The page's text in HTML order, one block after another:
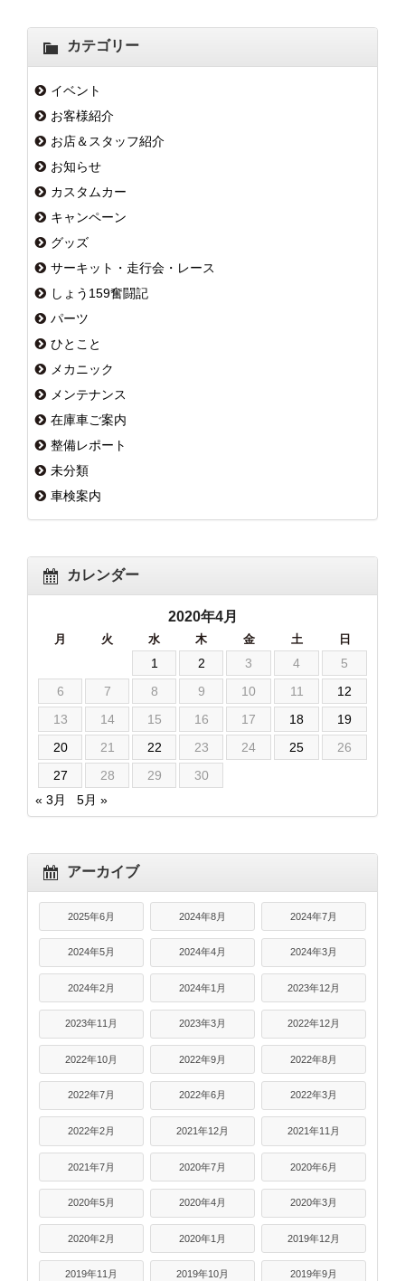
カテゴリー
イベント
お客様紹介
お店＆スタッフ紹介
お知らせ
カスタムカー
キャンペーン
グッズ
サーキット・走行会・レース
しょう159奮闘記
パーツ
ひとこと
メカニック
メンテナンス
在庫車ご案内
整備レポート
未分類
車検案内
カレンダー
2020年4月
月 火 水 木 金 土 日
1 2 3 4
5
6
7 8 9 10 11
12
13
14 15 16 17 18
19
20
21 22 23 24 25
26
27
28 29
30
« 3月
5月 »
アーカイブ
2025年6月 2024年8月 2024年7月
2024年5月 2024年4月 2024年3月
2024年2月 2024年1月 2023年12月
2023年11月 2023年3月 2022年12月
2022年10月 2022年9月 2022年8月
2022年7月 2022年6月 2022年3月
2022年2月 2021年12月 2021年11月
2021年7月 2020年7月 2020年6月
2020年5月 2020年4月 2020年3月
2020年2月 2020年1月 2019年12月
2019年11月 2019年10月 2019年9月